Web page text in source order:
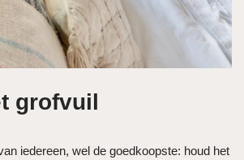
grofvuil
iedereen, wel de goedkoopste: houd het